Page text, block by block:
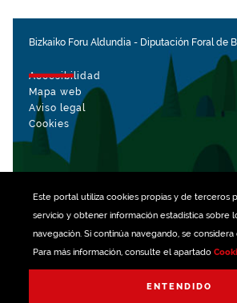
Este portal utiliza cookiespropias y de terceros
servicio y obtener información estadística sobre
navegación. Si continúa navegando, se
Para más información, consulte el apartado
ENTENDIDO
Bizkaiko Foru Aldundia - Diputación Foral de
Accesibilidad
Mapa web
Aviso legal
Cookies